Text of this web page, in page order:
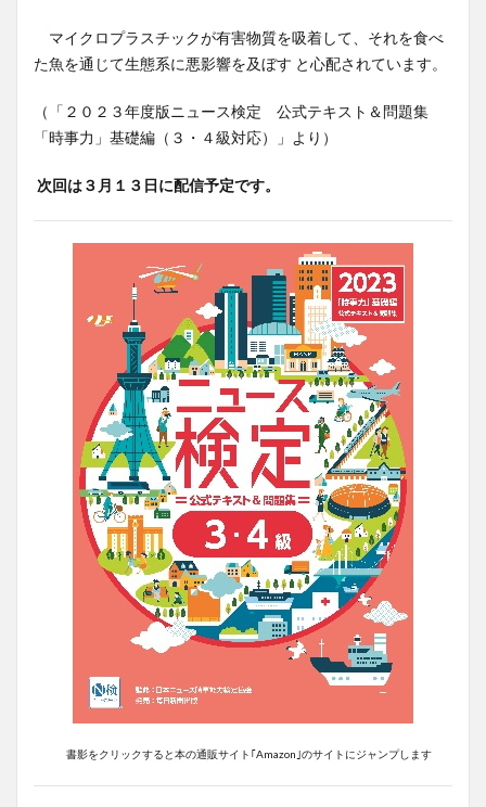
マイクロプラスチックが有害物質を吸着して、それを食べ
た魚を通じて生態系に悪影響を及ぼす と心配されています。
（「２０２３年度版ニュース検定 公式テキスト＆問題集
「時事力」基礎編（３・４級対応）」より）
次回は３月１３日に配信予定です。
書影をクリックすると本の通販サイト｢Amazon｣のサイトにジャンプします